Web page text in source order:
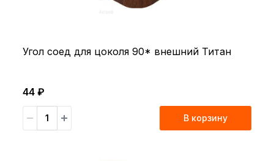
Угол соед для цоколя 90* внешний Титан
44 ₽
В корзину